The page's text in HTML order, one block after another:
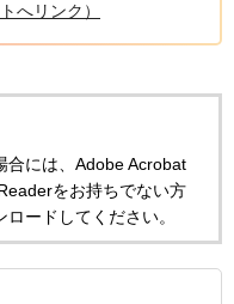
へリンク）
合には、Adobe Acrobat
をお持ちでない方
ードしてください。